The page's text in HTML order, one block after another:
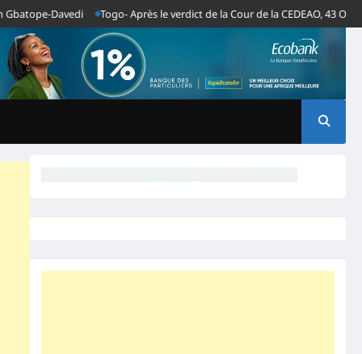
Davedi Togo- Après le verdict de la Cour de la CEDEAO, 43 OSC